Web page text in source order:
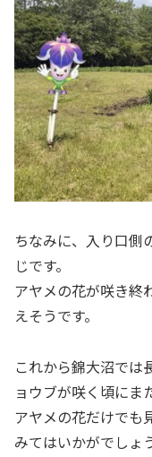
ちなみに、入り口側
じです。
アヤメの花が咲き終
えそうです。
これから錦大沼では
ョウブが咲く頃にま
アヤメの花だけでも
みてはいかがでしょ